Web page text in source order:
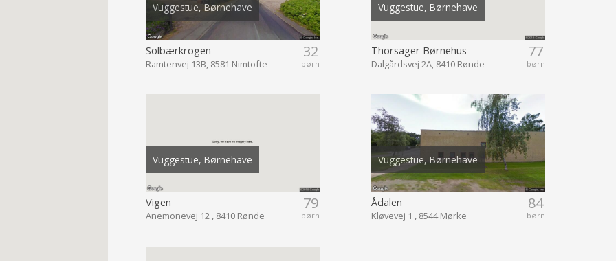
Vuggestue, Børnehave
32
børn
Solbærkrogen
Ramtenvej 13B, 8581 Nimtofte
Vuggestue, Børnehave
77
børn
Thorsager Børnehus
Dalgårdsvej 2A, 8410 Rønde
Vuggestue, Børnehave
79
børn
Vigen
Anemonevej 12 , 8410 Rønde
Vuggestue, Børnehave
84
børn
Ådalen
Kløvevej 1 , 8544 Mørke